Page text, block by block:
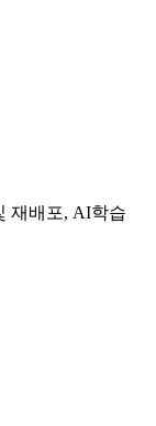
재배포, AI학습